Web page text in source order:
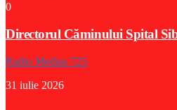
0
Directorul Căminului Spital
Radio Medias 725
31 iulie 2026